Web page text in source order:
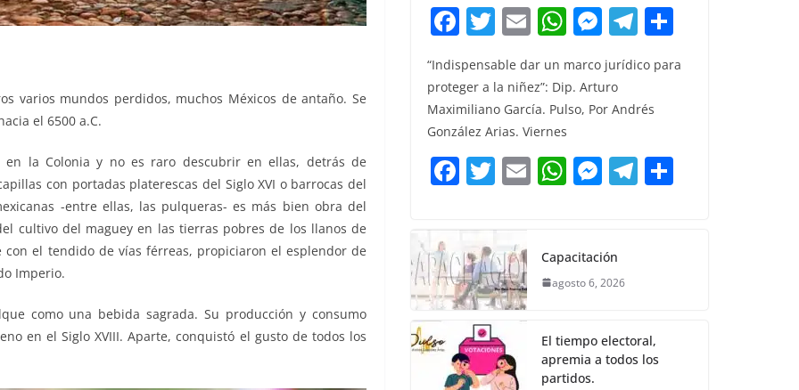
varios mundos perdidos, muchos Méxicos de antaño. Se
el 6500 a.C.
en la Colonia y no es raro descubrir en ellas, detrás de
con portadas platerescas del Siglo XVI o barrocas del
-entre ellas, las pulqueras- es más bien obra del
cultivo del maguey en las tierras pobres de los llanos de
el tendido de vías férreas, propiciaron el esplendor de
Imperio.
como una bebida sagrada. Su producción y consumo
en el Siglo XVIII. Aparte, conquistó el gusto de todos los
F
c
e
b
o
o
k
T
w
itt
er
E
ai
l
W
at
s
p
p
M
e
ss
e
g
er
T
e
gr
m
m
“Indispensable dar un marco jurídico para
proteger a la niñez”: Dip. Arturo
Maximiliano García. Pulso, Por Andrés
González Arias. Viernes
F
c
e
b
o
o
k
T
itt
er
E W
s
A
p
M
e
n
er
T
Capacitación
agosto 6, 2026
El tiempo electoral,
apremia a todos los
partidos.